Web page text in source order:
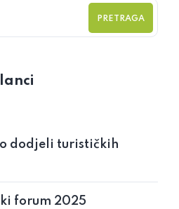
PRETRAGA
o dodjeli turističkih
forum 2025